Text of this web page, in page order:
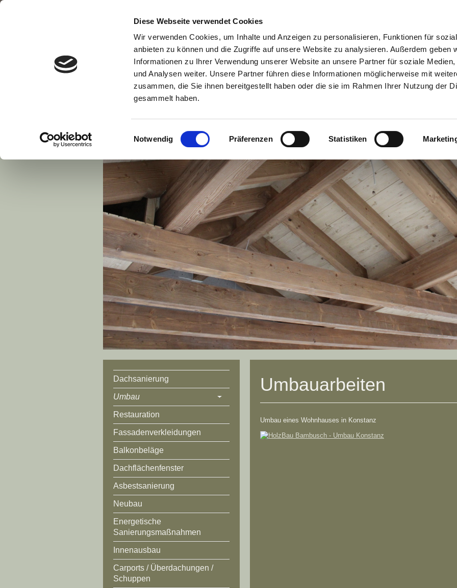
Diese Webseite verwendet Cookies
Wir verwenden Cookies, um Inhalte und Anzeigen zu personalisieren, Funktionen für
anbieten zu können und die Zugriffe auf unsere Website zu analysieren. Außerdem geben
Informationen zu Ihrer Verwendung unserer Website an unsere Partner für soziale Medien,
und Analysen weiter. Unsere Partner führen diese Informationen möglicherweise mit
zusammen, die Sie ihnen bereitgestellt haben oder die sie im Rahmen Ihrer Nutzung der
gesammelt haben.
Einwilligungsauswahl
Notwendig Präferenzen Statistiken
Datenschutzerklärung
Umbauarbeiten
Umbau eines Wohnhauses in Konstanz
Dachsanierung
Umbau
Restauration
Fassadenverkleidungen
Balkonbeläge
Dachflächenfenster
Asbestsanierung
Neubau
Energetische
Sanierungsmaßnahmen
Innenausbau
Carports / Überdachungen /
Schuppen